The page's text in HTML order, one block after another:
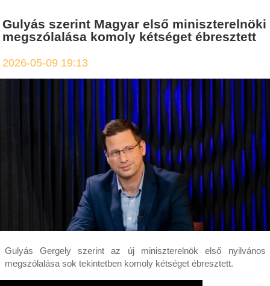
Gulyás szerint Magyar első miniszterelnöki
megszólalása komoly kétséget ébresztett
2026-05-09 19:13
Gulyás Gergely szerint az új miniszterelnök első nyilvános
megszólalása sok tekintetben komoly kétséget ébresztett.